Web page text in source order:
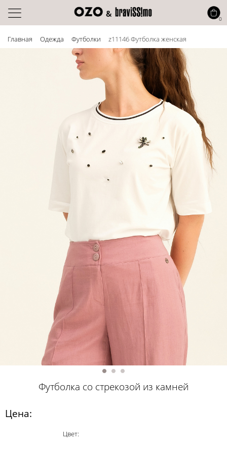
Главная Одежда Футболки z11146 Футболка женская
Футболка со стрекозой из камней
Цена:
Цвет:
0